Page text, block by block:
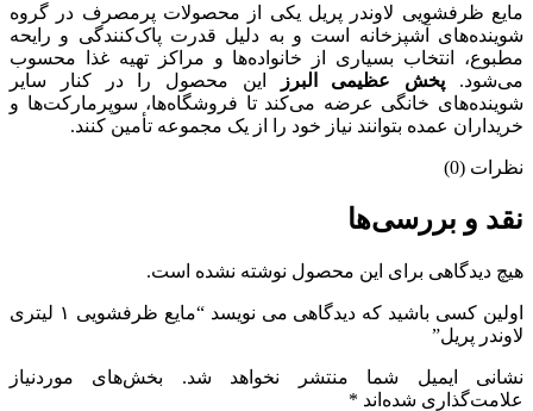
مایع ظرفشویی لاوندر پریل یکی از محصولات پرمصرف در گروه
شوینده‌های آشپزخانه است و به دلیل قدرت پاک‌کنندگی و رایحه
مطبوع، انتخاب بسیاری از خانواده‌ها و مراکز تهیه غذا محسوب
می‌شود. پخش عظیمی البرز
این محصول را در کنار سایر
شوینده‌های خانگی عرضه می‌کند تا فروشگاه‌ها، سوپرمارکت‌ها و
خریداران عمده بتوانند نیاز خود را از یک مجموعه تأمین کنند.
نظرات (0)
نقد و بررسی‌ها
هیچ دیدگاهی برای این محصول نوشته نشده است.
اولین کسی باشید که دیدگاهی می نویسد “مایع ظرفشویی ۱ لیتری
لاوندر پریل”
نشانی ایمیل شما منتشر نخواهد شد.
بخش‌های موردنیاز
علامت‌گذاری شده‌اند *